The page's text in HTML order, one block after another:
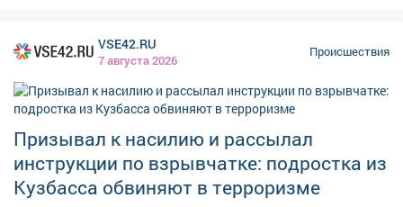
женщин, которые отказались выполнять законные
требования правоохранителей и оказали им
физическое сопротивление. Сейчас женщинам
предъявлено обвинение. Суд избрал в отношении них
меру пресечения - запрет определённых действий.
Следователи продолжают работу: собирают и
фиксируют доказательства по делу. Фото: АиФ
VSE42.RU
7 августа 2026
Происшествия
Призывал к насилию и рассылал
инструкции по взрывчатке: подростка из
Кузбасса обвиняют в терроризме